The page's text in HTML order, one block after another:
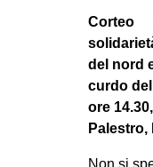
Corteo
del nord
curdo
ore 14.30,
Palestro,
Non si